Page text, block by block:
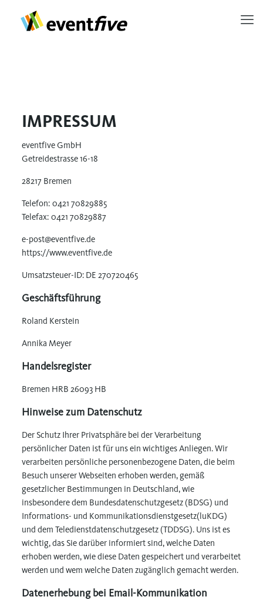
IMPRESSUM
eventfive GmbH
Getreidestrasse 16-18
28217 Bremen
Telefon: 0421 70829885
Telefax: 0421 70829887
e-post@eventfive.de
https://www.eventfive.de
Umsatzsteuer-ID: DE 270720465
Geschäftsführung
Roland Kerstein
Annika Meyer
Handelsregister
Bremen HRB 26093 HB
Hinweise zum Datenschutz
Der Schutz Ihrer Privatsphäre bei der Verarbeitung
persönlicher Daten ist für uns ein wichtiges Anliegen. Wir
verarbeiten persönliche personenbezogene Daten, die beim
Besuch unserer Webseiten erhoben werden, gemäß
gesetzlicher Bestimmungen in Deutschland, wie
insbesondere dem Bundesdatenschutzgesetz (BDSG) und
Informations- und Kommunikationsdienstgesetz(luKDG)
und dem Teledienstdatenschutzgesetz (TDDSG). Uns ist es
wichtig, das Sie darüber informiert sind, welche Daten
erhoben werden, wie diese Daten gespeichert und verarbeitet
werden und wem welche Daten zugänglich gemacht werden.
Datenerhebung bei Email-Kommunikation